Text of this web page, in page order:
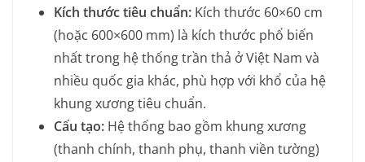
Kích thước tiêu chuẩn: Kích thước 60×60 cm
(hoặc 600×600 mm) là kích thước phổ biến
nhất trong hệ thống trần thả ở Việt Nam và
nhiều quốc gia khác, phù hợp với khổ của hệ
khung xương tiêu chuẩn.
Cấu tạo: Hệ thống bao gồm khung xương
(thanh chính, thanh phụ, thanh viền tường)